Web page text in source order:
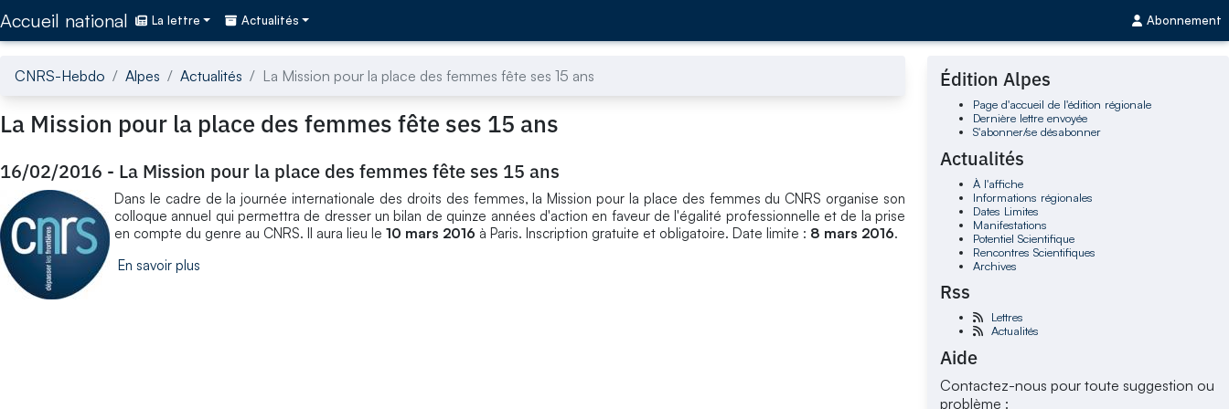
Accueil national La lettre Actualités Abonnement
CNRS-Hebdo Alpes Actualités La Mission pour la place des femmes fête ses 15 ans
La Mission pour la place des femmes fête ses 15 ans
16/02/2016 - La Mission pour la place des femmes fête ses 15 ans
Dans le cadre de la journée internationale des droits des femmes, la Mission pour la place des femmes du CNRS organise son
colloque annuel qui permettra de dresser un bilan de quinze années d'action en faveur de l'égalité professionnelle et de la prise
en compte du genre au CNRS. Il aura lieu le 10 mars 2016 à Paris. Inscription gratuite et obligatoire. Date limite : 8 mars 2016.
En savoir plus
Édition Alpes
Page d'accueil de l'édition régionale
Dernière lettre envoyée
S'abonner/se désabonner
Actualités
À l'affiche
Informations régionales
Dates Limites
Manifestations
Potentiel Scientifique
Rencontres Scientifiques
Archives
Rss
Lettres
Actualités
Aide
Contactez-nous pour toute suggestion ou
problème :